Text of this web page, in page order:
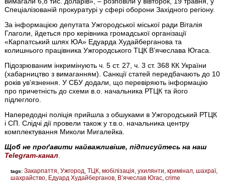
Спеціалізованій прокуратурі у сфері оборони Західного регіону.
За інформацією депутата Ужгородської міської ради Віталія
Глаголи, йдеться про керівника громадської організації
«Карпатський шлях ЮА» Едуарда Худайберганова та
колишнього працівника Ужгородського ТЦК В’ячеслава Югаса.
Підозрюваним інкримінують ч. 5 ст. 27, ч. 3 ст. 368 КК України
(хабарництво з вимаганням). Санкції статей передбачають до 10
років ув’язнення. У СБУ додали, що перевіряють інформацію
про причетність до схеми в.о. начальника РТЦК та його
підлеглого.
Напередодні поліція прийшла з обшуками в Ужгородський РТЦК
і СП. Слідчі дії провели також у т.в.о. начальника центру
комплектування Миколи Мигалейка.
Щоб не проґавити найважливіше, підписуйтесь на наш
Telegram-канал
tags:Закарпаття Ужгород ТЦК мобілізація ухилянти кримінал шахраї
шахрайство Едуард Худайберганов В’ячеслав Югас crime